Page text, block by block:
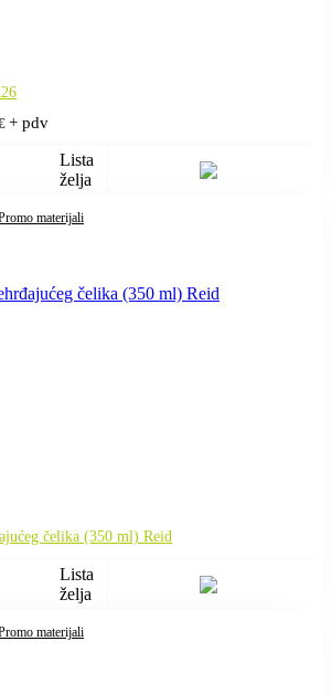
+ pdv
Lista
želja
Promo materijali
čelika (350 ml) Reid
Lista
želja
Promo materijali